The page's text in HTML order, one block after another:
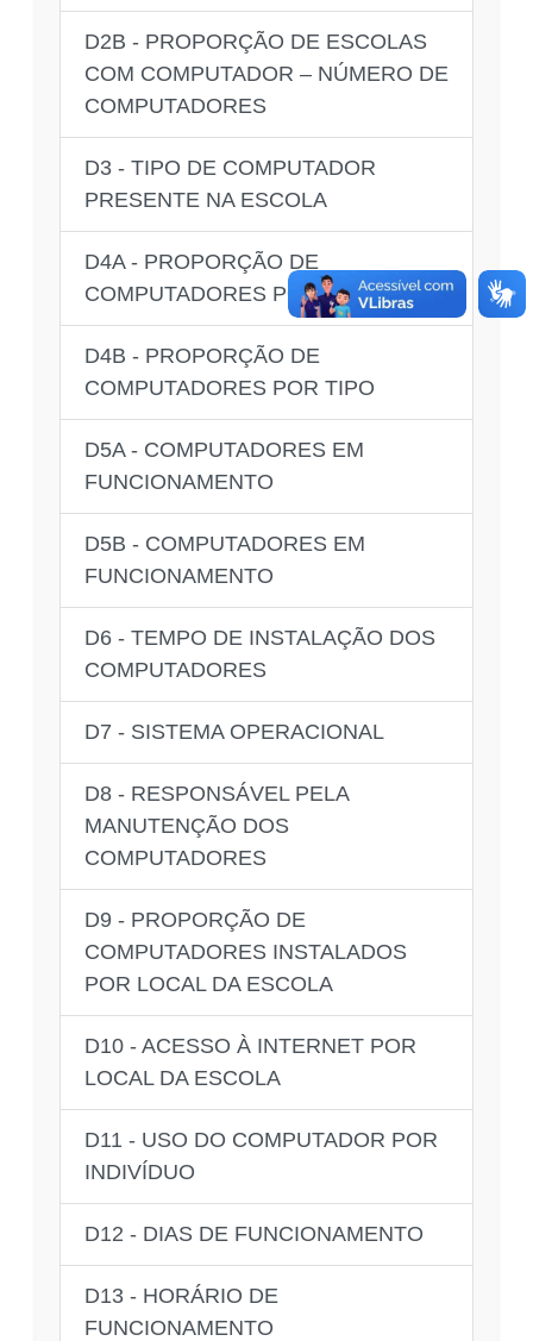
D2B - PROPORÇÃO DE ESCOLAS
COM COMPUTADOR – NÚMERO DE
COMPUTADORES
D3 - TIPO DE COMPUTADOR
PRESENTE NA ESCOLA
D4A - PROPORÇÃO DE
COMPUTADORES POR TIPO
D4B - PROPORÇÃO DE
COMPUTADORES POR TIPO
D5A - COMPUTADORES EM
FUNCIONAMENTO
D5B - COMPUTADORES EM
FUNCIONAMENTO
D6 - TEMPO DE INSTALAÇÃO DOS
COMPUTADORES
D7 - SISTEMA OPERACIONAL
D8 - RESPONSÁVEL PELA
MANUTENÇÃO DOS
COMPUTADORES
D9 - PROPORÇÃO DE
COMPUTADORES INSTALADOS
POR LOCAL DA ESCOLA
D10 - ACESSO À INTERNET POR
LOCAL DA ESCOLA
D11 - USO DO COMPUTADOR POR
INDIVÍDUO
D12 - DIAS DE FUNCIONAMENTO
D13 - HORÁRIO DE
FUNCIONAMENTO